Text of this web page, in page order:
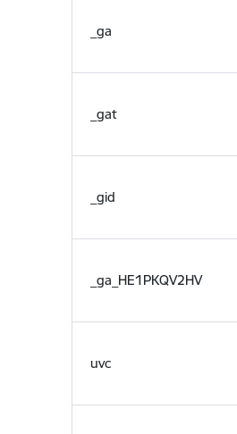
_ga
_gat
_gid
_ga_HE1PKQV2HV
uvc